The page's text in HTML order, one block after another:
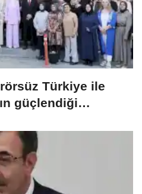
Türkiye ile
güçlendiği